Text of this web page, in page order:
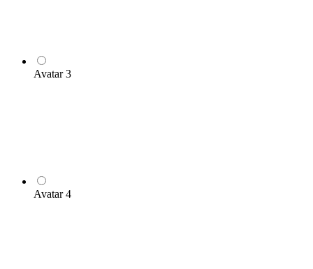
Avatar 3
Avatar 4